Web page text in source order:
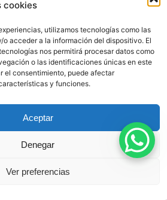
cookies
utilizamos tecnologías como las
acceder a la información del dispositivo. El
nos permitirá procesar datos como
o las identificaciones únicas en este
el consentimiento, puede afectar
y funciones.
Aceptar
Denegar
Ver preferencias
circunstancias como
y el grado de reducción
de la valoración judicial.
del delito, los
influirán en la decisión final
bien planteado
las posibilidades, pero
automático a una pena